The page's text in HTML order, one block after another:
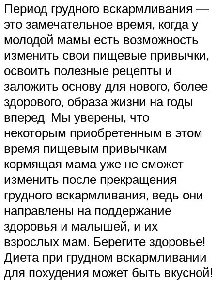
Период грудного вскармливания —
это замечательное время, когда у
молодой мамы есть возможность
изменить свои пищевые привычки,
освоить полезные рецепты и
заложить основу для нового, более
здорового, образа жизни на годы
вперед. Мы уверены, что
некоторым приобретенным в этом
время пищевым привычкам
кормящая мама уже не сможет
изменить после прекращения
грудного вскармливания, ведь они
направлены на поддержание
здоровья и малышей, и их
взрослых мам. Берегите здоровье!
Диета при грудном вскармливании
для похудения может быть вкусной!